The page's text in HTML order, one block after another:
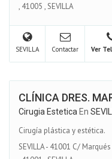
, 41005 ,SEVILLA
SEVILLA Contactar Ver
CLÍNICA DRES.
Cirugia Estetica En
Cirugía plástica y estética.
SEVILLA - 41001 C/